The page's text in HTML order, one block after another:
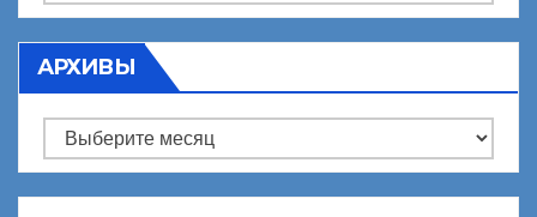
АРХИВЫ
Архивы